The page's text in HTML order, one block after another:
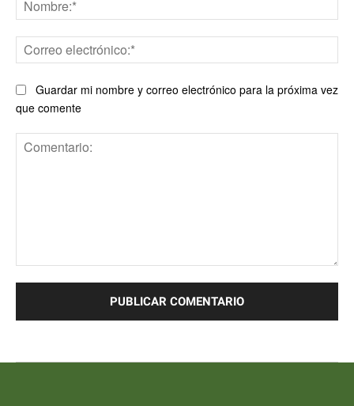
Guardar mi nombre y correo electrónico para la próxima vez
que comente